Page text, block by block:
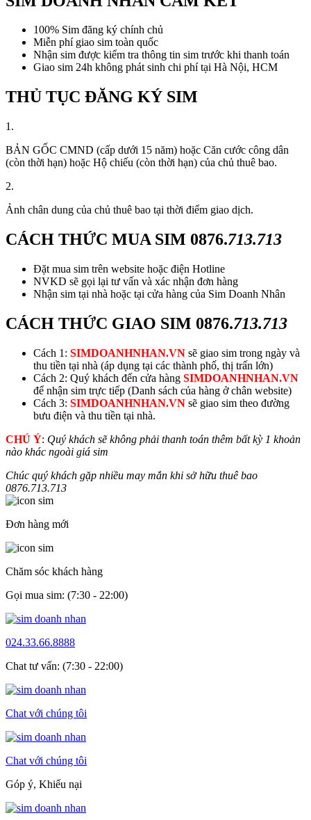
100% Sim đăng ký chính chủ
Miễn phí giao sim toàn quốc
Nhận sim được kiểm tra thông tin sim trước khi thanh toán
Giao sim 24h không phát sinh chi phí tại Hà Nội, HCM
THỦ TỤC ĐĂNG KÝ SIM
1.
BẢN GỐC CMND (cấp dưới 15 năm) hoặc Căn cước công dân
(còn thời hạn) hoặc Hộ chiếu (còn thời hạn) của chủ thuê bao.
2.
Ảnh chân dung của chủ thuê bao tại thời điểm giao dịch.
CÁCH THỨC MUA SIM 0876.713.713
Đặt mua sim trên website hoặc điện Hotline
NVKD sẽ gọi lại tư vấn và xác nhận đơn hàng
Nhận sim tại nhà hoặc tại cửa hàng của Sim Doanh Nhân
CÁCH THỨC GIAO SIM 0876.713.713
Cách 1: SIMDOANHNHAN.VN sẽ giao sim trong ngày và
thu tiền tại nhà (áp dụng tại các thành phố, thị trấn lớn)
Cách 2: Quý khách đến cửa hàng SIMDOANHNHAN.VN
để nhận sim trực tiếp (Danh sách của hàng ở chân website)
Cách 3: SIMDOANHNHAN.VN sẽ giao sim theo đường
bưu điện và thu tiền tại nhà.
CHÚ Ý: Quý khách sẽ không phải thanh toán thêm bất kỳ 1 khoản
nào khác ngoài giá sim
Chúc quý khách gặp nhiều may mắn khi sở hữu thuê bao
0876.713.713
Đơn hàng mới
Chăm sóc khách hàng
Gọi mua sim: (7:30 - 22:00)
024.33.66.8888
Chat tư vấn: (7:30 - 22:00)
Chat với chúng tôi
Chat với chúng tôi
Góp ý, Khiếu nại